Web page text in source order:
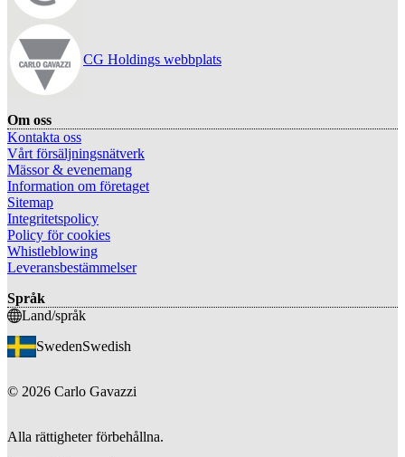
CG Holdings webbplats
Om oss
Kontakta oss
Vårt försäljningsnätverk
Mässor & evenemang
Information om företaget
Sitemap
Integritetspolicy
Policy för cookies
Whistleblowing
Leveransbestämmelser
Språk
Land/språk
SwedenSwedish
© 2026 Carlo Gavazzi
Alla rättigheter förbehållna.